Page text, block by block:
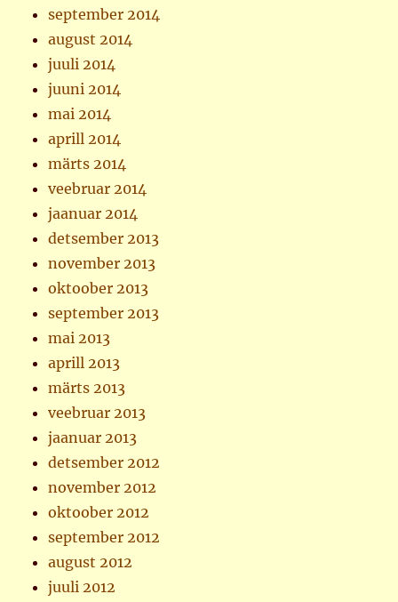
september 2014
august 2014
juuli 2014
juuni 2014
mai 2014
aprill 2014
märts 2014
veebruar 2014
jaanuar 2014
detsember 2013
november 2013
oktoober 2013
september 2013
mai 2013
aprill 2013
märts 2013
veebruar 2013
jaanuar 2013
detsember 2012
november 2012
oktoober 2012
september 2012
august 2012
juuli 2012